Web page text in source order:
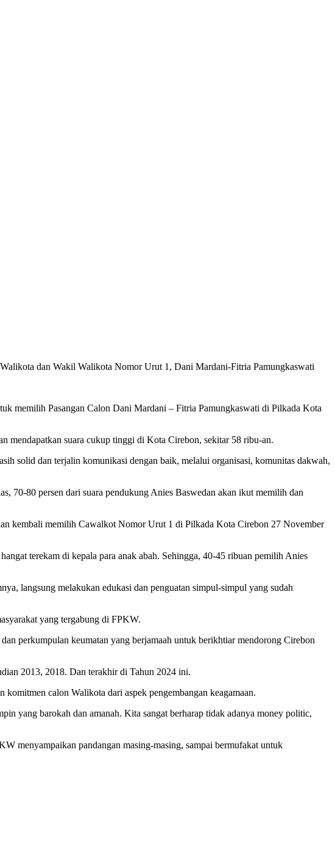
dan Wakil Walikota Nomor Urut 1, Dani Mardani-Fitria Pamungkaswati
memilih Pasangan Calon Dani Mardani – Fitria Pamungkaswati di Pilkada Kota
suara cukup tinggi di Kota Cirebon, sekitar 58 ribu-an.
solid dan terjalin komunikasi dengan baik, melalui organisasi, komunitas dakwah,
70-80 persen dari suara pendukung Anies Baswedan akan ikut memilih dan
kembali memilih Cawalkot Nomor Urut 1 di Pilkada Kota Cirebon 27 November
terekam di kepala para anak abah. Sehingga, 40-45 ribuan pemilih Anies
langsung melakukan edukasi dan penguatan simpul-simpul yang sudah
yang tergabung di FPKW.
perkumpulan keumatan yang berjamaah untuk berikhtiar mendorong Cirebon
2013, 2018. Dan terakhir di Tahun 2024 ini.
calon Walikota dari aspek pengembangan keagamaan.
yang barokah dan amanah. Kita sangat berharap tidak adanya money politic,
menyampaikan pandangan masing-masing, sampai bermufakat untuk